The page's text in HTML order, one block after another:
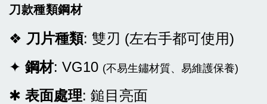
刀款種類鋼材
❖ 刀片種類: 雙刃 (左右手都可使用)
✦ 鋼材: VG10 (不易生鏽材質、易維護保養)
✱ 表面處理: 鎚目亮面